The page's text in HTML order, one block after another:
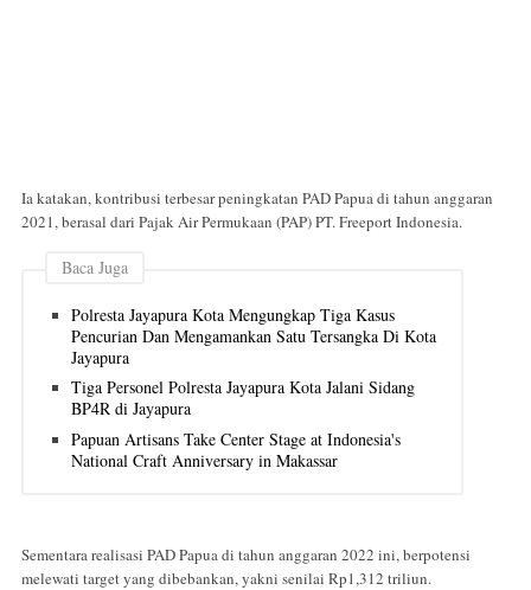
Ia katakan, kontribusi terbesar peningkatan PAD Papua di tahun anggaran
2021, berasal dari Pajak Air Permukaan (PAP) PT. Freeport Indonesia.
Baca Juga
Polresta Jayapura Kota Mengungkap Tiga Kasus
Pencurian Dan Mengamankan Satu Tersangka Di Kota
Jayapura
Tiga Personel Polresta Jayapura Kota Jalani Sidang
BP4R di Jayapura
Papuan Artisans Take Center Stage at Indonesia's
National Craft Anniversary in Makassar
Sementara realisasi PAD Papua di tahun anggaran 2022 ini, berpotensi
melewati target yang dibebankan, yakni senilai Rp1,312 triliun.